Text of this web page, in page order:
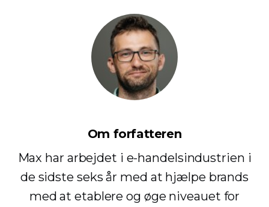
Om forfatteren
Max har arbejdet i e-handelsindustrien i
de sidste seks år med at hjælpe brands
med at etablere og øge niveauet for